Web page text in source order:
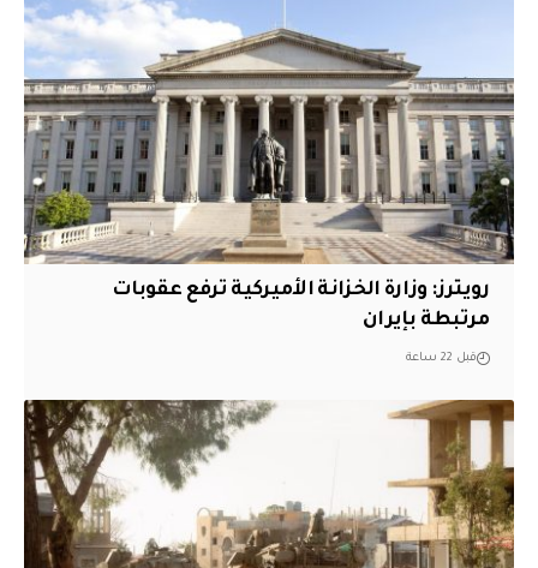
‏رويترز: وزارة الخزانة الأميركية ترفع عقوبات
مرتبطة بإيران
قبل 22 ساعة